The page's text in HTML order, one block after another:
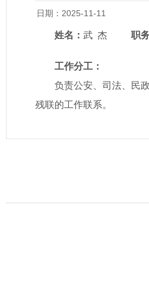
日期：2025-11-11
姓名： 武 杰 职
工作分工：
负责公安、司法、民
残联的工作联系。